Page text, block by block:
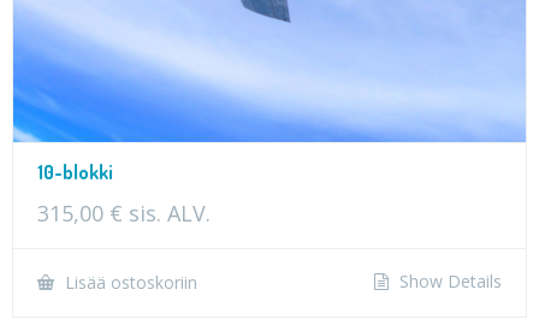
10-blokki
315,00 € sis. ALV.
Lisää ostoskoriin Show Details